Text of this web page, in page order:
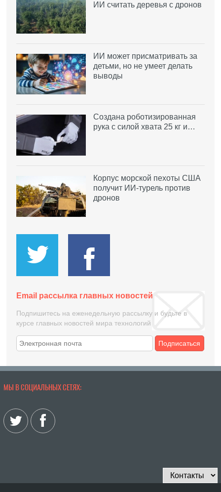
ИИ считать деревья с дронов
ИИ может присматривать за
детьми, но не умеет делать
выводы
Создана роботизированная
рука с силой хвата 25 кг и…
Корпус морской пехоты США
получит ИИ-турель против
дронов
Email рассылка главных новостей
Подпишитесь на еженедельную рассылку и будьте в
курсе главных новостей мира технологий
Подписаться
МЫ В СОЦИАЛЬНЫХ СЕТЯХ: